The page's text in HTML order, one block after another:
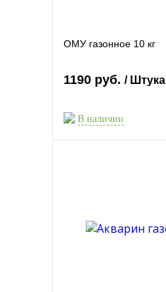
ОМУ газонное 10 кг
1190 руб. / Штука
В наличии